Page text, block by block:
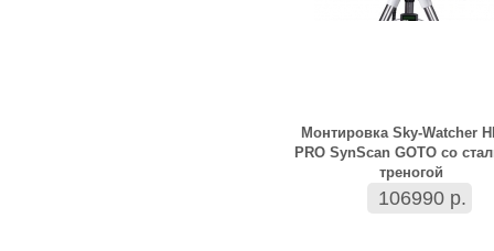
Монтировка Sky-Watcher
PRO SynScan GOTO со
треногой
106990 р.